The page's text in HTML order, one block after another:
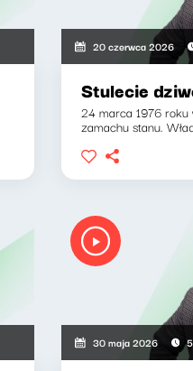
20 czerwca 2026
Stulecie
24 marca 1976 roku
zamachu stanu.
30 maja 2026